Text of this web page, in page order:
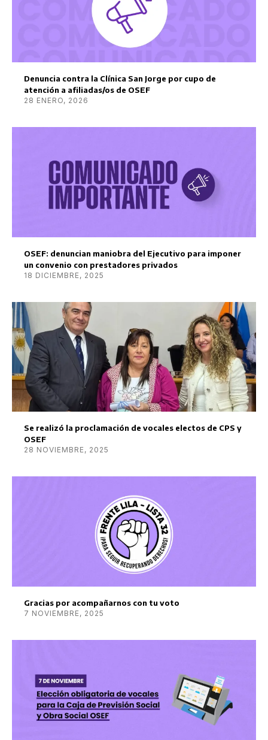
Denuncia contra la Clínica San Jorge por cupo de
atención a afiliadas/os de OSEF
28 ENERO, 2026
OSEF: denuncian maniobra del Ejecutivo para imponer
un convenio con prestadores privados
18 DICIEMBRE, 2025
Se realizó la proclamación de vocales electos de CPS y
OSEF
28 NOVIEMBRE, 2025
Gracias por acompañarnos con tu voto
7 NOVIEMBRE, 2025